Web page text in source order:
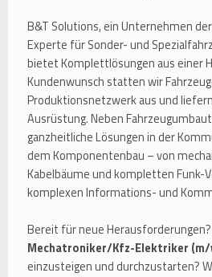
B&T Solutions, ein Unternehmen
Experte für Sonder- und
bietet Komplettlösungen aus einer
Kundenwunsch statten wir
Produktionsnetzwerk aus und
Ausrüstung. Neben
ganzheitliche Lösungen in der
dem Komponentenbau – von
Kabelbäume und kompletten Funk-
komplexen Informations- und
Bereit für neue
Mechatroniker/Kfz-Elektriker
einzusteigen und durchzustarten?